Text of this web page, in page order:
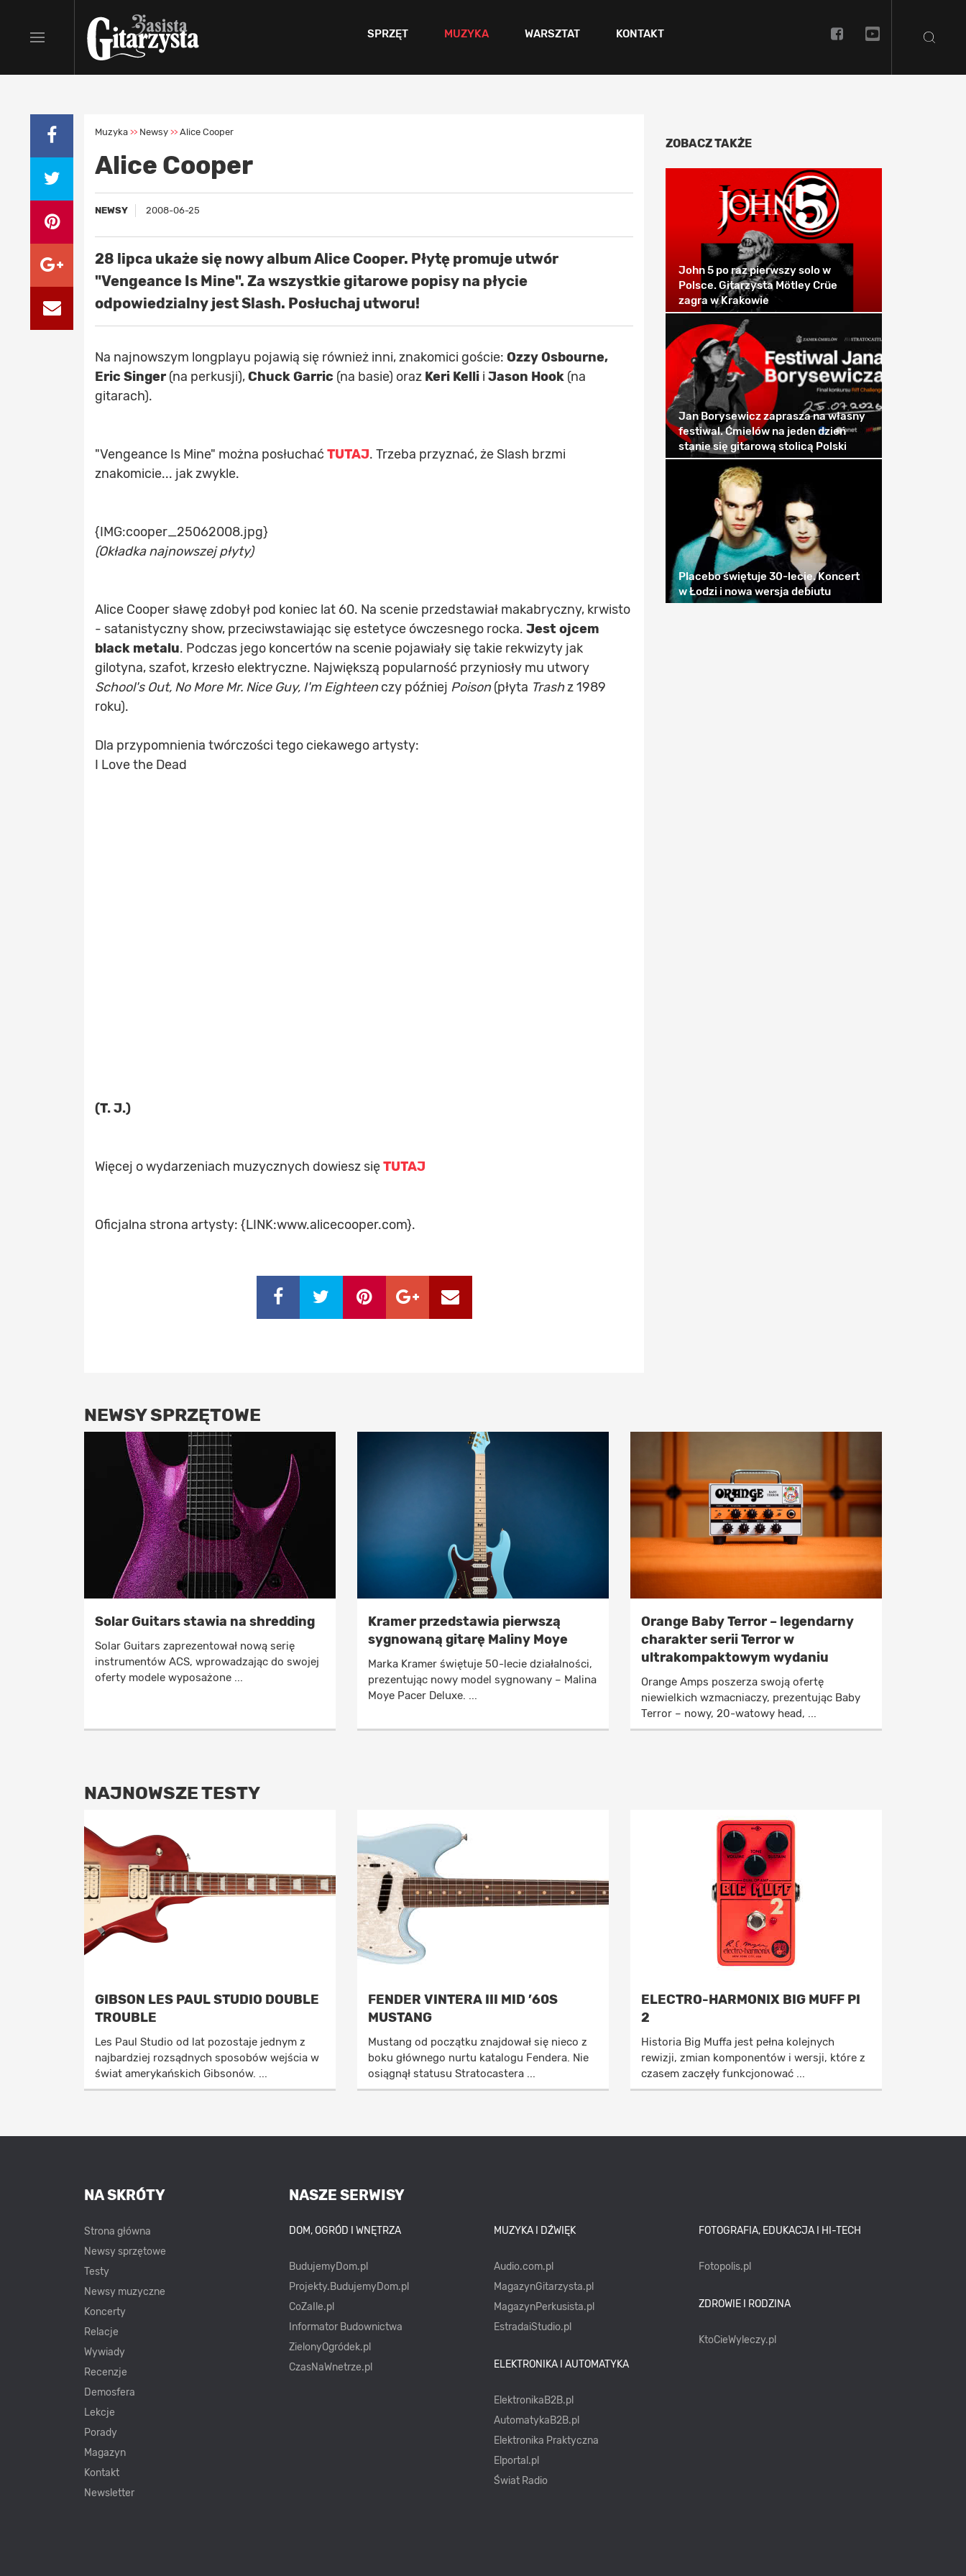
SPRZĘT MUZYKA WARSZTAT KONTAKT
Muzyka >> Newsy >> Alice Cooper
Alice Cooper
NEWSY 2008-06-25
28 lipca ukaże się nowy album Alice Cooper. Płytę promuje utwór
"Vengeance Is Mine". Za wszystkie gitarowe popisy na płycie
odpowiedzialny jest Slash. Posłuchaj utworu!
Na najnowszym longplayu pojawią się również inni, znakomici goście: Ozzy Osbourne,
Eric Singer (na perkusji),Chuck Garric (na basie) oraz Keri Kelli i Jason Hook (na
gitarach).
"Vengeance Is Mine" można posłuchać TUTAJ. Trzeba przyznać, że Slash brzmi
znakomicie... jak zwykle.
{IMG:cooper_25062008.jpg}
(Okładka najnowszej płyty)
Alice Cooper sławę zdobył pod koniec lat 60. Na scenie przedstawiał makabryczny, krwisto
- satanistyczny show, przeciwstawiając się estetyce ówczesnego rocka. Jest ojcem
black metalu. Podczas jego koncertów na scenie pojawiały się takie rekwizyty jak
gilotyna, szafot, krzesło elektryczne. Największą popularność przyniosły mu utwory
School's Out, No More Mr. Nice Guy, I'm Eighteenczy później Poison(płyta Trashz 1989
roku).
Dla przypomnienia twórczości tego ciekawego artysty:
I Love the Dead
(T. J.)
Więcej o wydarzeniach muzycznych dowiesz sięTUTAJ
Oficjalna strona artysty: {LINK:www.alicecooper.com}.
ZOBACZ TAKŻE
John 5 po raz pierwszy solo w
Polsce. Gitarzysta Mötley Crüe
zagra w Krakowie
Jan Borysewicz zaprasza na własny
festiwal. Ćmielów na jeden dzień
stanie się gitarową stolicą Polski
Placebo świętuje 30-lecie. Koncert
w Łodzi i nowa wersja debiutu
NEWSY SPRZĘTOWE
Solar Guitars stawia na shredding
Solar Guitars zaprezentował nową serię
instrumentów ACS, wprowadzając do swojej
oferty modele wyposażone ...
Kramer przedstawia pierwszą
sygnowaną gitarę Maliny Moye
Marka Kramer świętuje 50-lecie działalności,
prezentując nowy model sygnowany – Malina
Moye Pacer Deluxe. ...
Orange Baby Terror – legendarny
charakter serii Terror w
ultrakompaktowym wydaniu
Orange Amps poszerza swoją ofertę
niewielkich wzmacniaczy, prezentując Baby
Terror – nowy, 20-watowy head, ...
NAJNOWSZE TESTY
GIBSON LES PAUL STUDIO DOUBLE
TROUBLE
Les Paul Studio od lat pozostaje jednym z
najbardziej rozsądnych sposobów wejścia w
świat amerykańskich Gibsonów. ...
FENDER VINTERA III MID ’60S
MUSTANG
Mustang od początku znajdował się nieco z
boku głównego nurtu katalogu Fendera. Nie
osiągnął statusu Stratocastera ...
ELECTRO-HARMONIX BIG MUFF PI
2
Historia Big Muffa jest pełna kolejnych
rewizji, zmian komponentów i wersji, które z
czasem zaczęły funkcjonować ...
NASZE SERWISY
DOM, OGRÓD I WNĘTRZA
BudujemyDom.pl
Projekty.BudujemyDom.pl
CoZaIle.pl
Informator Budownictwa
ZielonyOgródek.pl
CzasNaWnetrze.pl
MUZYKA I DŹWIĘK
Audio.com.pl
MagazynGitarzysta.pl
MagazynPerkusista.pl
EstradaiStudio.pl
ELEKTRONIKA I AUTOMATYKA
ElektronikaB2B.pl
AutomatykaB2B.pl
Elektronika Praktyczna
Elportal.pl
Świat Radio
FOTOGRAFIA, EDUKACJA I HI-TECH
Fotopolis.pl
ZDROWIE I RODZINA
KtoCieWyleczy.pl
NA SKRÓTY
Strona główna
Newsy sprzętowe
Testy
Newsy muzyczne
Koncerty
Relacje
Wywiady
Recenzje
Demosfera
Lekcje
Porady
Magazyn
Kontakt
Newsletter